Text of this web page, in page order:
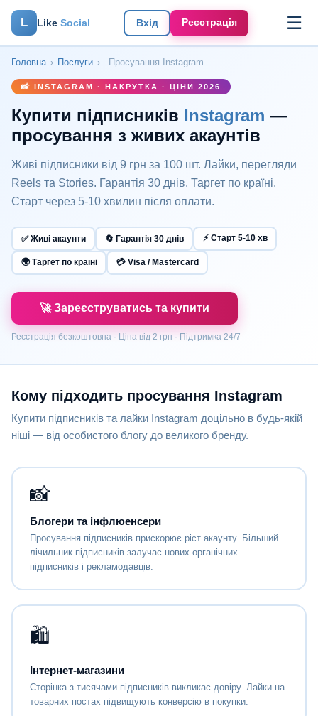
L Like Social Вхід Реєстрація ☰
Головна › Послуги › Просування Instagram
📸 INSTAGRAM · НАКРУТКА · ЦІНИ 2026
Купити підписників Instagram —
просування з живих акаунтів
Живі підписники від 9 грн за 100 шт. Лайки, перегляди
Reels та Stories. Гарантія 30 днів. Таргет по країні.
Старт через 5-10 хвилин після оплати.
✅ Живі акаунти 🔄 Гарантія 30 днів ⚡ Старт 5-10 хв
🌍 Таргет по країні 💳 Visa / Mastercard
🚀 Зареєструватись та купити
Реєстрація безкоштовна · Ціна від 2 грн · Підтримка 24/7
Кому підходить просування Instagram
Купити підписників та лайки Instagram доцільно в будь-якій
ніші — від особистого блогу до великого бренду.
📸
Блогери та інфлюенсери
Просування підписників прискорює ріст акаунту. Більший
лічильник підписників залучає нових органічних
підписників і рекламодавців.
🛍
Інтернет-магазини
Сторінка з тисячами підписників викликає довіру. Лайки на
товарних постах підвищують конверсію в покупки.